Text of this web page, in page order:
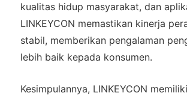
kualitas hidup masyarakat, dan
LINKEYCON memastikan kinerja
stabil, memberikan pengalaman
lebih baik kepada konsumen.
Kesimpulannya, LINKEYCON